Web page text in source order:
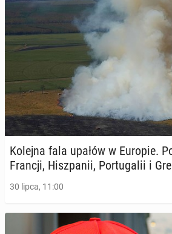
Kolejna fala upałów w Europie.
Francji, Hisz­pa­nii, Por­tu­ga­lii i
30 lipca, 11:00